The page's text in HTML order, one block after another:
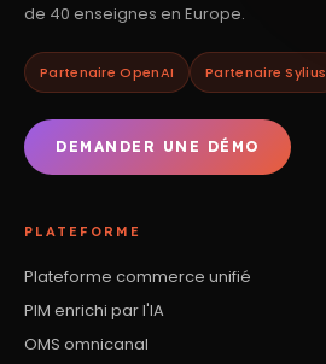
de 40 enseignes en Europe.
Partenaire OpenAI Partenaire Sylius
DEMANDER UNE DÉMO
PLATEFORME
Plateforme commerce unifié
PIM enrichi par l'IA
OMS omnicanal